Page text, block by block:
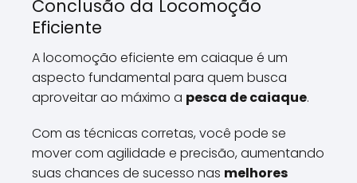
Conclusão da Locomoção
Eficiente
A locomoção eficiente em caiaque é um
aspecto fundamental para quem busca
aproveitar ao máximo a pesca de caiaque.
Com as técnicas corretas, você pode se
mover com agilidade e precisão, aumentando
suas chances de sucesso nas melhores